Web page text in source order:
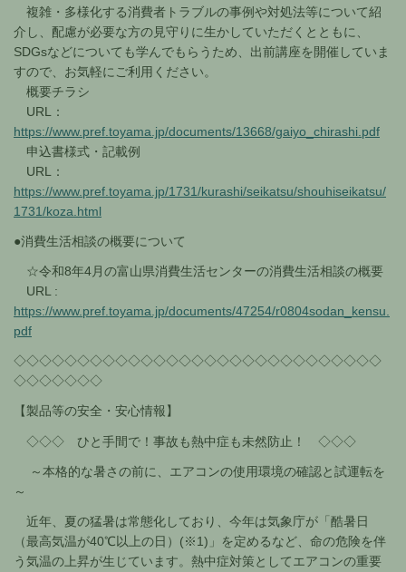
複雑・多様化する消費者トラブルの事例や対処法等について紹
介し、配慮が必要な方の見守りに生かしていただくとともに、
SDGsなどについても学んでもらうため、出前講座を開催していま
すので、お気軽にご利用ください。
概要チラシ
URL：
https://www.pref.toyama.jp/documents/13668/gaiyo_chirashi.pdf
申込書様式・記載例
URL：
https://www.pref.toyama.jp/1731/kurashi/seikatsu/shouhiseikatsu/
1731/koza.html
●消費生活相談の概要について
☆令和8年4月の富山県消費生活センターの消費生活相談の概要
URL :
https://www.pref.toyama.jp/documents/47254/r0804sodan_kensu.
pdf
◇◇◇◇◇◇◇◇◇◇◇◇◇◇◇◇◇◇◇◇◇◇◇◇◇◇◇◇◇
◇◇◇◇◇◇◇
【製品等の安全・安心情報】
◇◇◇ ひと手間で！事故も熱中症も未然防止！ ◇◇◇
～本格的な暑さの前に、エアコンの使用環境の確認と試運転を
～
近年、夏の猛暑は常態化しており、今年は気象庁が「酷暑日
（最高気温が40℃以上の日）(※1)」を定めるなど、命の危険を伴
う気温の上昇が生じています。熱中症対策としてエアコンの重要